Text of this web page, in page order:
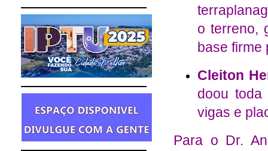
o terreno,
base firme
Cleiton
doou
vigas e
Para o Dr.